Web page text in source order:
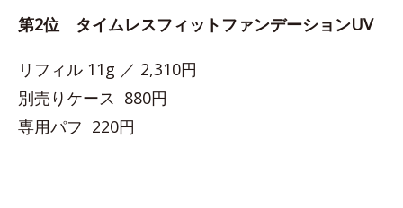
第2位 タイムレスフィットファンデーションUV
リフィル 11g ／ 2,310円
別売りケース 880円
専用パフ 220円